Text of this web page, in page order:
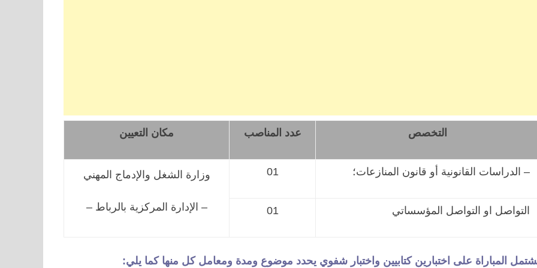
مكان التعيين عدد المناصب التخصص
وزارة الشغل والإدماج المهني
– الإدارة المركزية بالرباط –
01 – الدراسات القانونية أو قانون المنازعات؛
01 التواصل او التواصل المؤسساتي
المباراة على اختبارين كتابيين واختبار شفوي يحدد موضوع ومدة ومعامل كل منها كما يلي: